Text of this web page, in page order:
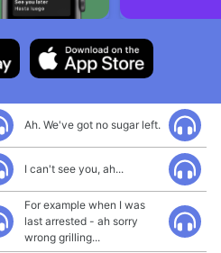
Ah. We've got no sugar left.
I can't see you, ah...
For example when I was
last arrested - ah sorry
wrong grilling...